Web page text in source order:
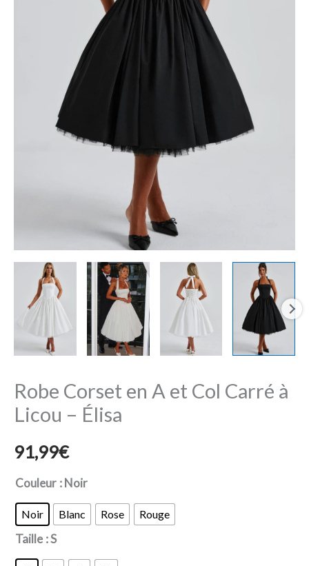
Robe Corset en A et Col Carré à
Licou – Élisa
91,99€
Couleur : Noir
Noir Blanc Rose Rouge
Taille : S